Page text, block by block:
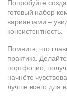
Попробуйте
готовый набор
вариантами –
консистентность.
Помните, что
практика.
портфолио,
начнёте
лучше всего для